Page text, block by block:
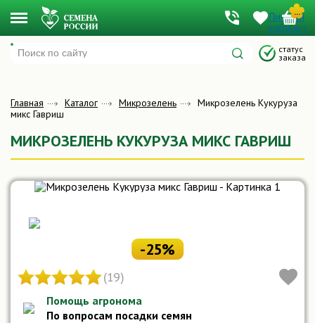
Меню
Личный
кабинет
...
статус
заказа
Главная Каталог Микрозелень
Микрозелень Кукуруза
микс Гавриш
МИКРОЗЕЛЕНЬ КУКУРУЗА МИКС ГАВРИШ
-25%
(19)
Помощь агронома
По вопросам посадки семян
Подпишитесь на обновление товара и мы сообщим
когда он поступит в продажу
Я даю согласие на обработку персональных данных и принимаю условия
СООБЩИТЬ О ПОСТУПЛЕНИИ